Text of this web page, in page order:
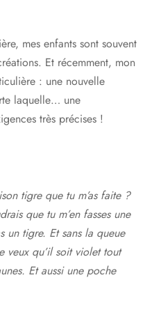
mes enfants sont souvent
Et récemment, mon
: une nouvelle
laquelle… une
très précises !
tigre que tu m’as faite ?
que tu m’en fasses une
un tigre. Et sans la queue
qu’il soit violet tout
Et aussi une poche